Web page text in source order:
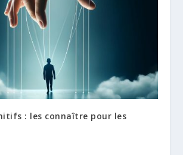
: les connaître pour les